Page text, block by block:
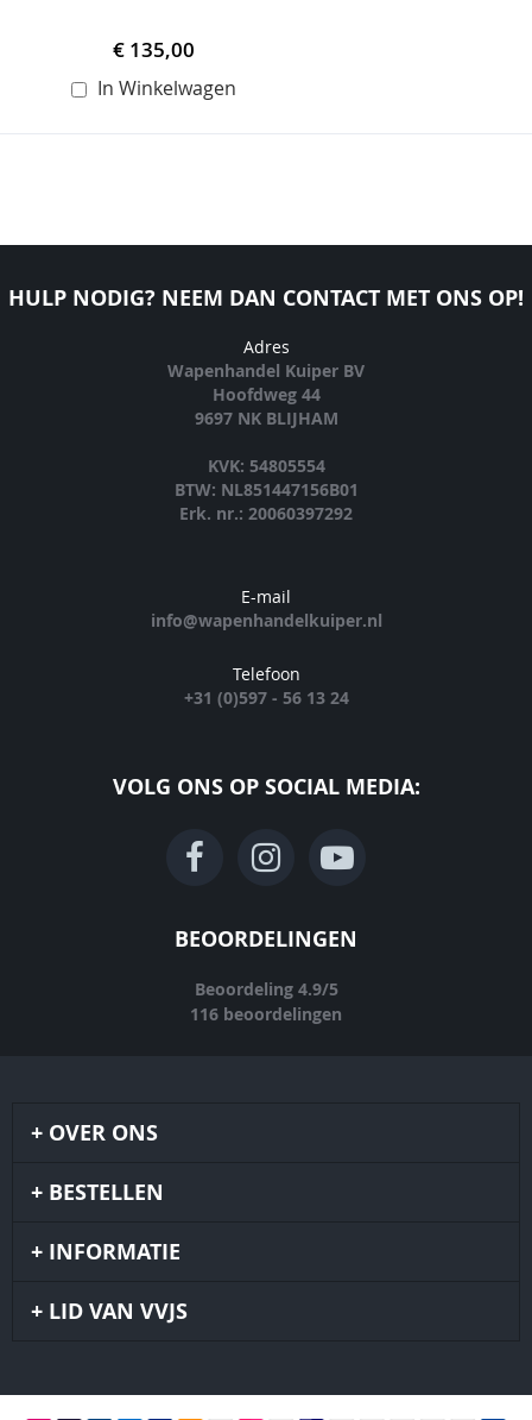
€ 135,00
In Winkelwagen
HULP NODIG? NEEM DAN CONTACT MET ONS OP!
Adres
Wapenhandel Kuiper BV
Hoofdweg 44
9697 NK BLIJHAM
KVK: 54805554
BTW: NL851447156B01
Erk. nr.: 20060397292
E-mail
info@wapenhandelkuiper.nl
Telefoon
+31 (0)597 - 56 13 24
VOLG ONS OP SOCIAL MEDIA:
BEOORDELINGEN
Beoordeling 4.9/5
116 beoordelingen
OVER ONS
BESTELLEN
INFORMATIE
LID VAN VVJS